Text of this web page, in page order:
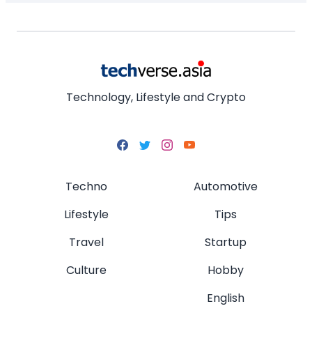
Technology, Lifestyle and Crypto
Techno
Lifestyle
Travel
Culture
Automotive
Tips
Startup
Hobby
English